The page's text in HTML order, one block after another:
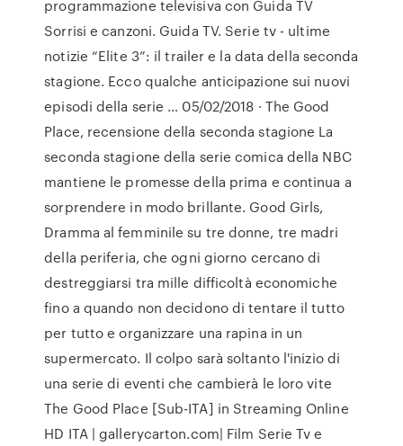
programmazione televisiva con Guida TV
Sorrisi e canzoni. Guida TV. Serie tv - ultime
notizie “Elite 3”: il trailer e la data della seconda
stagione. Ecco qualche anticipazione sui nuovi
episodi della serie … 05/02/2018 · The Good
Place, recensione della seconda stagione La
seconda stagione della serie comica della NBC
mantiene le promesse della prima e continua a
sorprendere in modo brillante. Good Girls,
Dramma al femminile su tre donne, tre madri
della periferia, che ogni giorno cercano di
destreggiarsi tra mille difficoltà economiche
fino a quando non decidono di tentare il tutto
per tutto e organizzare una rapina in un
supermercato. Il colpo sarà soltanto l'inizio di
una serie di eventi che cambierà le loro vite
The Good Place [Sub-ITA] in Streaming Online
HD ITA | gallerycarton.com| Film Serie Tv e